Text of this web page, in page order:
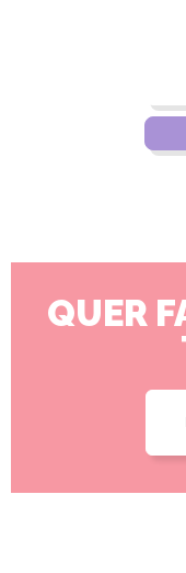
QUER